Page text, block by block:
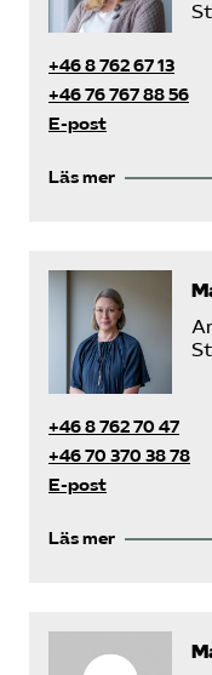
+46 8 762 67 13
+46 76 767 88 56
E-post
Läs mer
+46 8 762 70 47
+46 70 370 38 78
E-post
Läs mer